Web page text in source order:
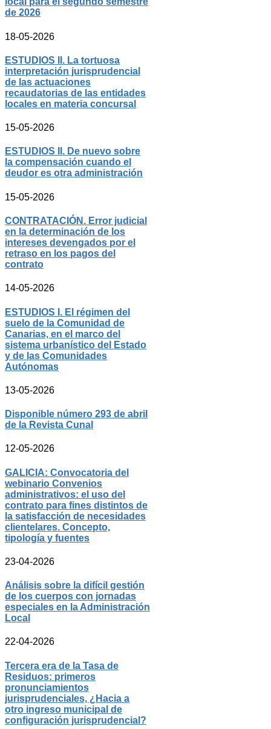
de 2026
18-05-2026
ESTUDIOS II. La tortuosa
interpretación jurisprudencial
de las actuaciones
recaudatorias de las entidades
locales en materia concursal
15-05-2026
ESTUDIOS II. De nuevo sobre
la compensación cuando el
deudor es otra administración
15-05-2026
CONTRATACIÓN. Error judicial
en la determinación de los
intereses devengados por el
retraso en los pagos del
contrato
14-05-2026
ESTUDIOS I. El régimen del
suelo de la Comunidad de
Canarias, en el marco del
sistema urbanístico del Estado
y de las Comunidades
Autónomas
13-05-2026
Disponible número 293 de abril
de la Revista Cunal
12-05-2026
GALICIA: Convocatoria del
webinario Convenios
administrativos: el uso del
contrato para fines distintos de
la satisfacción de necesidades
clientelares. Concepto,
tipología y fuentes
23-04-2026
Análisis sobre la difícil gestión
de los cuerpos con jornadas
especiales en la Administración
Local
22-04-2026
Tercera era de la Tasa de
Residuos: primeros
pronunciamientos
jurisprudenciales, ¿Hacia a
otro ingreso municipal de
configuración jurisprudencial?